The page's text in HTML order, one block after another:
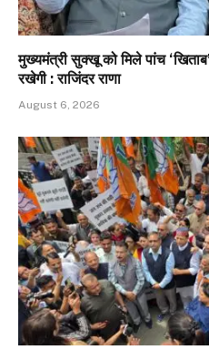
मुख्यमंत्री सुक्खू को मिले पांच
रखेगी : राजिंदर राणा
August 6, 2026